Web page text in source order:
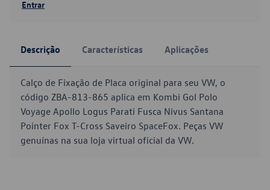
Entrar
Descrição Características Aplicações
Calço de Fixação de Placa original para seu VW, o
código ZBA-813-865 aplica em Kombi Gol Polo
Voyage Apollo Logus Parati Fusca Nivus Santana
Pointer Fox T-Cross Saveiro SpaceFox. Peças VW
genuínas na sua loja virtual oficial da VW.